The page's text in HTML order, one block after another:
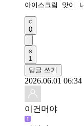
아이스크림 맛이
0
1
답글 쓰기
2026.06.01 06:34
이건머야